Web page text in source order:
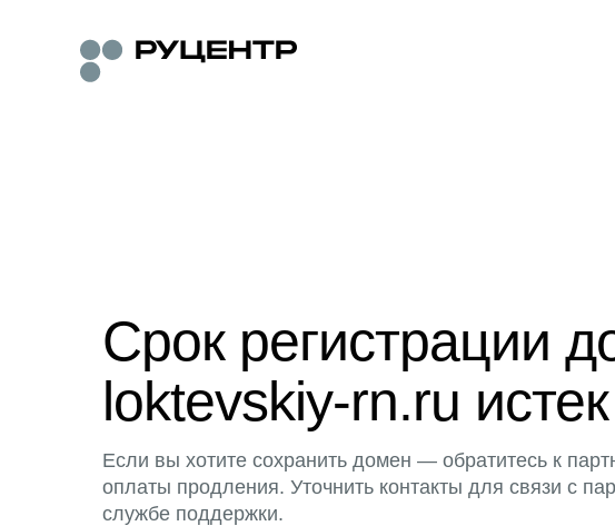
Срок регистрации
loktevskiy-rn.ru истек
Если вы хотите сохранить домен — обратитесь к
оплаты продления. Уточнить контакты для связи с
службе поддержки.